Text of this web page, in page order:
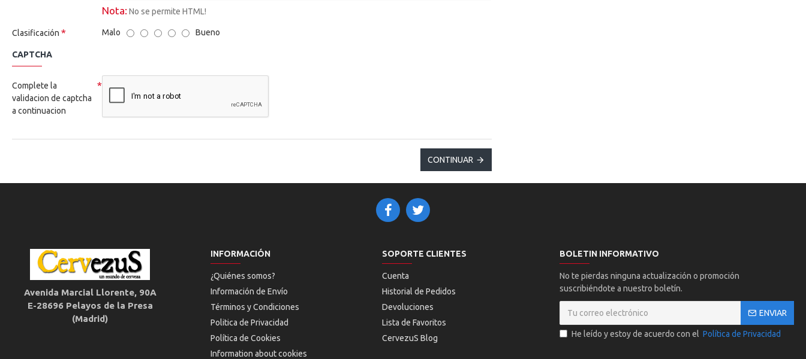
Nota: No se permite HTML!
Clasificación Malo Bueno
CAPTCHA
Complete la
validacion de captcha
a continuacion
CONTINUAR
Avenida Marcial Llorente, 90A
E-28696 Pelayos de la Presa
(Madrid)
INFORMACIÓN
¿Quiénes somos?
Información de Envío
Términos y Condiciones
Politica de Privacidad
Política de Cookies
Information about cookies
SOPORTE CLIENTES
Cuenta
Historial de Pedidos
Devoluciones
Lista de Favoritos
CervezuS Blog
BOLETIN INFORMATIVO
No te pierdas ninguna actualización o promoción
suscribiéndote a nuestro boletín.
ENVIAR
He leído y estoy de acuerdo con el Política de Privacidad